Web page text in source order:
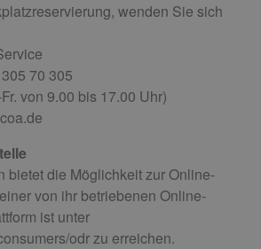
wenden Sie sich
70 305
von 9.00 bis 17.00 Uhr)
bietet die Möglichkeit zur Online-
von ihr betriebenen Online-
ist unter
odr zu erreichen.